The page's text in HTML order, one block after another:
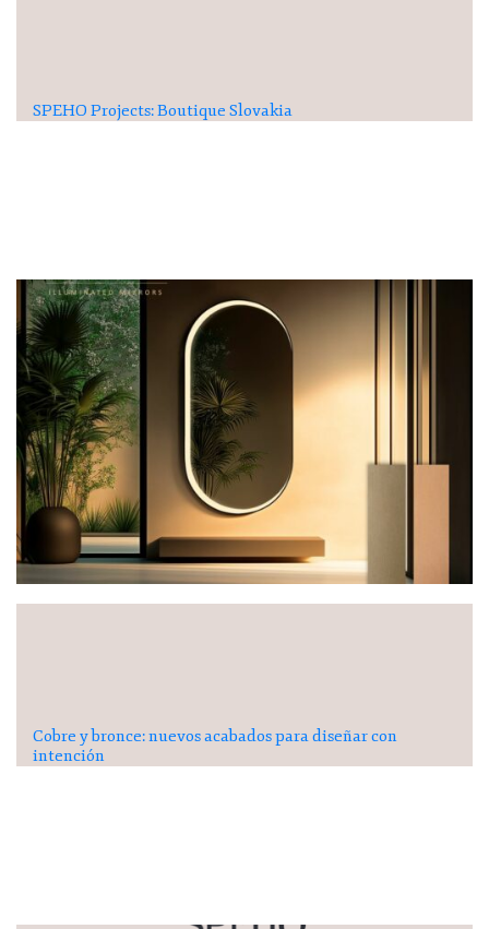
SPEHO Projects: Boutique Slovakia
Cobre y bronce: nuevos acabados para diseñar con
intención